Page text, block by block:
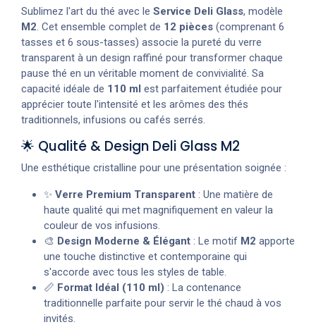
Sublimez l'art du thé avec le Service Deli Glass, modèle
M2. Cet ensemble complet de 12 pièces (comprenant 6
tasses et 6 sous-tasses) associe la pureté du verre
transparent à un design raffiné pour transformer chaque
pause thé en un véritable moment de convivialité. Sa
capacité idéale de 110 ml est parfaitement étudiée pour
apprécier toute l'intensité et les arômes des thés
traditionnels, infusions ou cafés serrés.
🌟 Qualité & Design Deli Glass M2
Une esthétique cristalline pour une présentation soignée :
✨ Verre Premium Transparent : Une matière de
haute qualité qui met magnifiquement en valeur la
couleur de vos infusions.
🎨 Design Moderne & Élégant : Le motif M2 apporte
une touche distinctive et contemporaine qui
s'accorde avec tous les styles de table.
📏 Format Idéal (110 ml) : La contenance
traditionnelle parfaite pour servir le thé chaud à vos
invités.